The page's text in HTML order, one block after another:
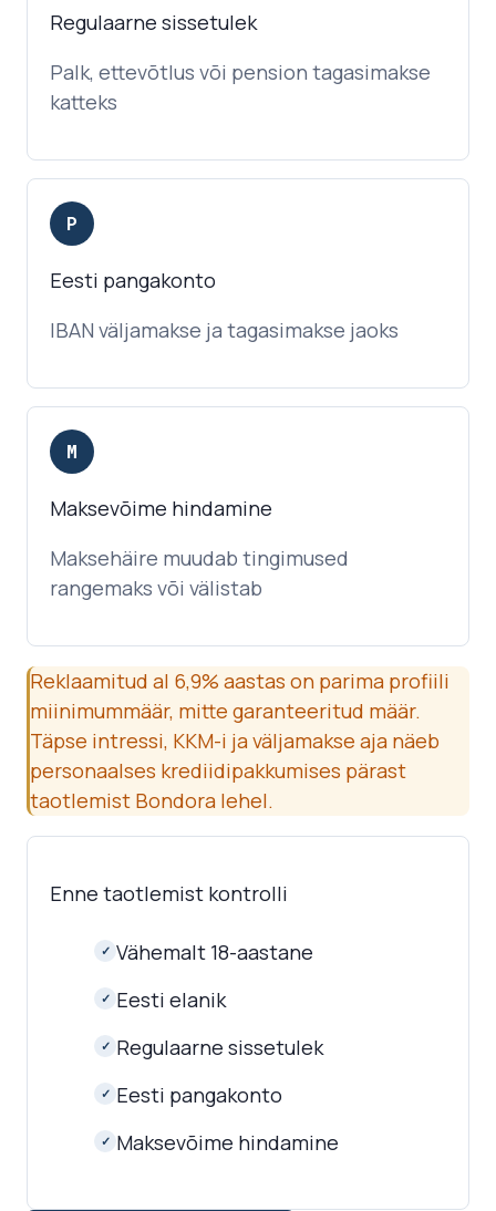
Regulaarne sissetulek
Palk, ettevõtlus või pension tagasimakse
katteks
P
Eesti pangakonto
IBAN väljamakse ja tagasimakse jaoks
M
Maksevõime hindamine
Maksehäire muudab tingimused
rangemaks või välistab
Reklaamitud al 6,9% aastas on parima profiili
miinimummäär, mitte garanteeritud määr.
Täpse intressi, KKM-i ja väljamakse aja näeb
personaalses krediidipakkumises pärast
taotlemist Bondora lehel.
Enne taotlemist kontrolli
✓ Vähemalt 18-aastane
✓ Eesti elanik
✓ Regulaarne sissetulek
✓ Eesti pangakonto
✓ Maksevõime hindamine